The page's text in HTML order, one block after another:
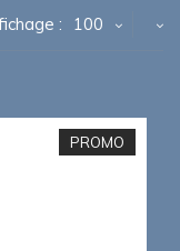
: 100
PROMO